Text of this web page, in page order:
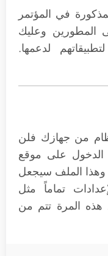
في المؤتمر
المطورين وعليك
لدعمها.
من جهازك فلن
الدخول على موقع
وهذا الملف سيجعل
تماماً مثل
هذه المرة تتم من